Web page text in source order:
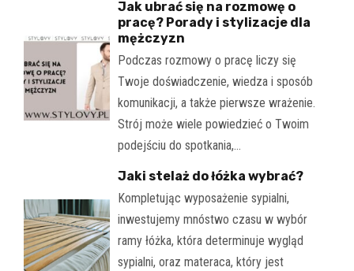
Jak ubrać się na rozmowę o
pracę? Porady i stylizacje dla
mężczyzn
Podczas rozmowy o pracę liczy się
Twoje doświadczenie, wiedza i sposób
komunikacji, a także pierwsze wrażenie.
Strój może wiele powiedzieć o Twoim
podejściu do spotkania,…
Jaki stelaż do łóżka wybrać?
Kompletując wyposażenie sypialni,
inwestujemy mnóstwo czasu w wybór
ramy łóżka, która determinuje wygląd
sypialni, oraz materaca, który jest